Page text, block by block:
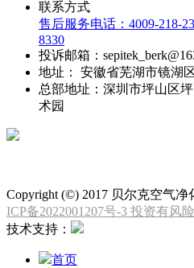
联系方式
售后服务电话：4009-218-
8330
投诉邮箱：
地址： 安徽省芜湖市镜湖
总部地址：深圳市坪山区
术园
Copyright (©) 2017 贝尔克空气
ICP备2022001207号-3 投资有风
技术支持：
首页